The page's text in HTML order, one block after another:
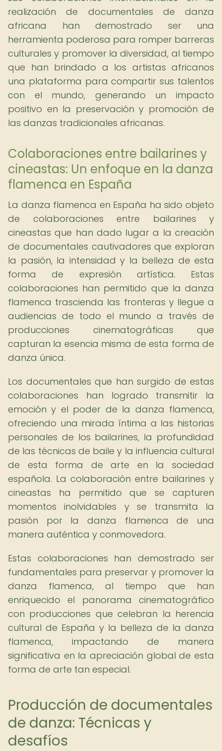
realización de documentales de danza
africana han demostrado ser una
herramienta poderosa para romper barreras
culturales y promover la diversidad, al tiempo
que han brindado a los artistas africanos
una plataforma para compartir sus talentos
con el mundo, generando un impacto
positivo en la preservación y promoción de
las danzas tradicionales africanas.
Colaboraciones entre bailarines y
cineastas: Un enfoque en la danza
flamenca en España
La danza flamenca en España ha sido objeto
de colaboraciones entre bailarines y
cineastas que han dado lugar a la creación
de documentales cautivadores que exploran
la pasión, la intensidad y la belleza de esta
forma de expresión artística. Estas
colaboraciones han permitido que la danza
flamenca trascienda las fronteras y llegue a
audiencias de todo el mundo a través de
producciones cinematográficas que
capturan la esencia misma de esta forma de
danza única.
Los documentales que han surgido de estas
colaboraciones han logrado transmitir la
emoción y el poder de la danza flamenca,
ofreciendo una mirada íntima a las historias
personales de los bailarines, la profundidad
de las técnicas de baile y la influencia cultural
de esta forma de arte en la sociedad
española. La colaboración entre bailarines y
cineastas ha permitido que se capturen
momentos inolvidables y se transmita la
pasión por la danza flamenca de una
manera auténtica y conmovedora.
Estas colaboraciones han demostrado ser
fundamentales para preservar y promover la
danza flamenca, al tiempo que han
enriquecido el panorama cinematográfico
con producciones que celebran la herencia
cultural de España y la belleza de la danza
flamenca, impactando de manera
significativa en la apreciación global de esta
forma de arte tan especial.
Producción de documentales
de danza: Técnicas y
desafíos